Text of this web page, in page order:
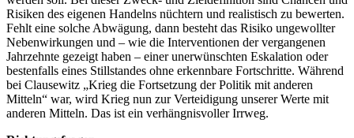
Risiken des eigenen Handelns nüchtern und realistisch zu bewerten.
Fehlt eine solche Abwägung, dann besteht das Risiko ungewollter
Nebenwirkungen und – wie die Interventionen der vergangenen
Jahrzehnte gezeigt haben – einer unerwünschten Eskalation oder
bestenfalls eines Stillstandes ohne erkennbare Fortschritte. Während
bei Clausewitz „Krieg die Fortsetzung der Politik mit anderen
Mitteln“ war, wird Krieg nun zur Verteidigung unserer Werte mit
anderen Mitteln. Das ist ein verhängnisvoller Irrweg.